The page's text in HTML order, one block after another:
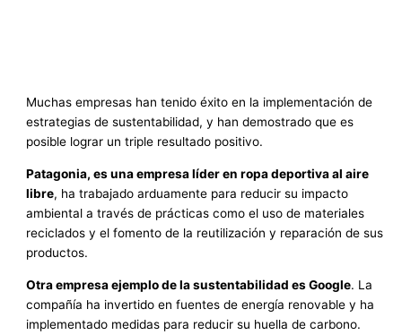
Muchas empresas han tenido éxito en la implementación de
estrategias de sustentabilidad, y han demostrado que es
posible lograr un triple resultado positivo.
Patagonia, es una empresa líder en ropa deportiva al aire
libre, ha trabajado arduamente para reducir su impacto
ambiental a través de prácticas como el uso de materiales
reciclados y el fomento de la reutilización y reparación de sus
productos.
Otra empresa ejemplo de la sustentabilidad es Google. La
compañía ha invertido en fuentes de energía renovable y ha
implementado medidas para reducir su huella de carbono.